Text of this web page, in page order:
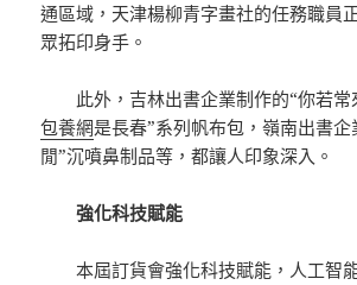
通區域，天津楊柳青字畫社的任務職員
眾拓印身手。
此外，吉林出書企業制作的“你若常
包養網是長春”系列帆布包，嶺南出書企
閒”沉噴鼻制品等，都讓人印象深入。
強化科技賦能
本屆訂貨會強化科技賦能，人工智